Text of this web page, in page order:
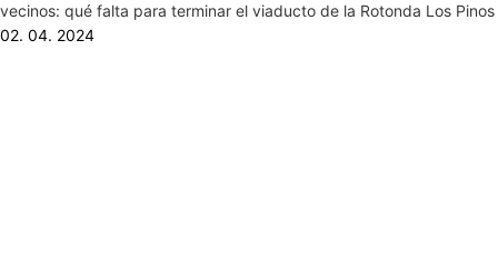
vecinos: qué falta para terminar el viaducto de la Rotonda Los Pinos
02. 04. 2024